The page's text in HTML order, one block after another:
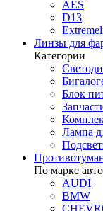
AES
D13
Линзы для
Категории
Блок
Лампа
По марке авто
AUDI
BMW